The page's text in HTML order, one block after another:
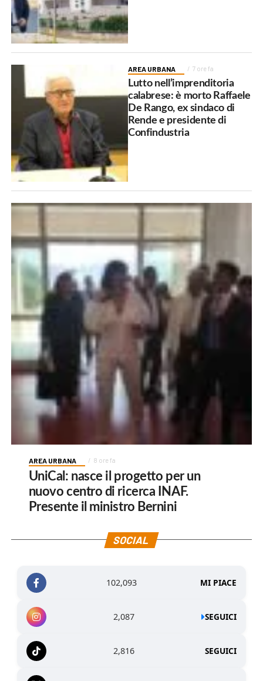
AREA URBANA 7 ore fa
Lutto nell’imprenditoria
calabrese: è morto Raffaele
De Rango, ex sindaco di
Rende e presidente di
Confindustria
AREA URBANA 8 ore fa
UniCal: nasce il progetto per un
nuovo centro di ricerca INAF.
Presente il ministro Bernini
SOCIAL
102,093 MI PIACE
2,087 SEGUICI
2,816 SEGUICI